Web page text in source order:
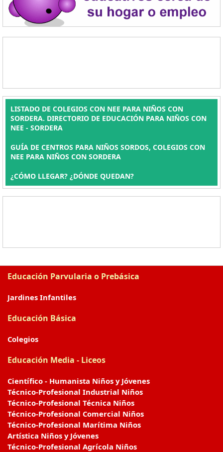
LISTADO DE COLEGIOS CON NEE PARA NIÑOS CON
SORDERA. DIRECTORIO DE EDUCACIÓN PARA NIÑOS CON
NEE - SORDERA
GUÍA DE CENTROS PARA NIÑOS SORDOS, COLEGIOS CON
NEE PARA NIÑOS CON SORDERA
¿CÓMO LLEGAR? ¿DÓNDE QUEDAN?
Educación Parvularia o Prebásica
Jardines Infantiles
Educación Básica
Colegios
Educación Media - Liceos
Científico - Humanista Niños y Jóvenes
Técnico-Profesional Industrial Niños
Técnico-Profesional Técnica Niños
Técnico-Profesional Comercial Niños
Técnico-Profesional Marítima Niños
Artística Niños y Jóvenes
Técnico-Profesional Agrícola Niños